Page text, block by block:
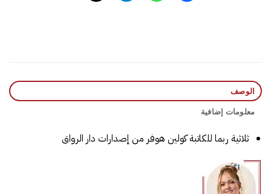
الوصف
معلومات إضافية
ثلاثية ربما للكاتبة كولين هوفر من إصدارات دار الرواق